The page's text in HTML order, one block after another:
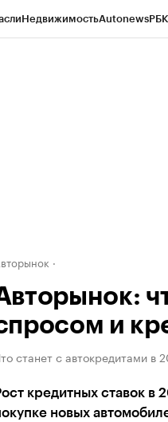
НедвижимостьAutonews
и
станет с автокредитами в
кредитных ставок в
новых